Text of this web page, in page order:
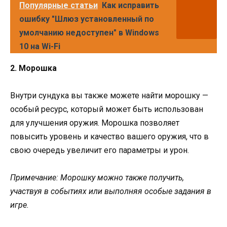
Популярные статьи Как исправить
ошибку "Шлюз установленный по
умолчанию недоступен" в Windows
10 на Wi-Fi
2. Морошка
Внутри сундука вы также можете найти морошку —
особый ресурс, который может быть использован
для улучшения оружия. Морошка позволяет
повысить уровень и качество вашего оружия, что в
свою очередь увеличит его параметры и урон.
Примечание: Морошку можно также получить,
участвуя в событиях или выполняя особые задания в
игре.